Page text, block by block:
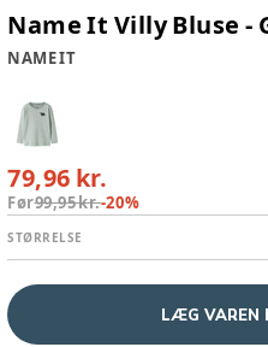
Name It Villy Bluse -
NAME IT
79,96 kr.
Før99,95 kr.-20%
STØRRELSE
LÆG VAREN